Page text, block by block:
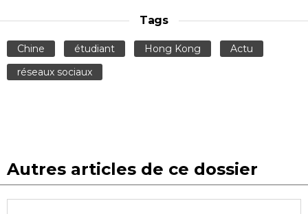
Tags
Chine étudiant Hong Kong
Actu
réseaux sociaux
Autres articles de ce dossier